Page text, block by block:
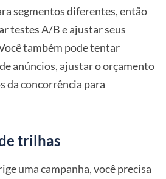
segmentos diferentes, então
testes A/B e ajustar seus
também pode tentar
anúncios, ajustar o orçamento
da concorrência para
trilhas
uma campanha, você precisa